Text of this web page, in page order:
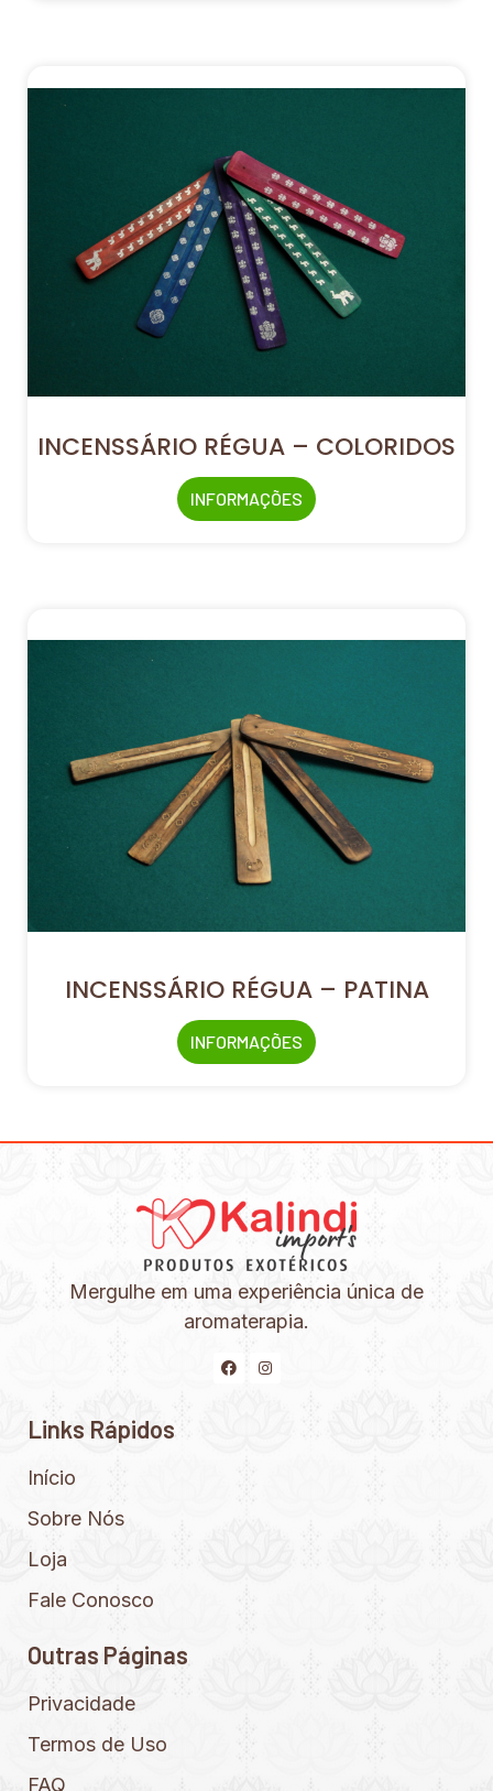
INCENSSÁRIO RÉGUA – COLORIDOS
INFORMAÇÕES
INCENSSÁRIO RÉGUA – PATINA
INFORMAÇÕES
Mergulhe em uma experiência única de
aromaterapia.
Links Rápidos
Início
Sobre Nós
Loja
Fale Conosco
Outras Páginas
Privacidade
Termos de Uso
FAQ